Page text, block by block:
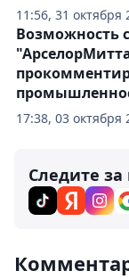
11:56, 31 октября
17:38, 03 октября
Возможность
Следите за